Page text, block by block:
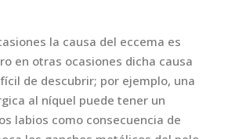
la causa del eccema es
en otras ocasiones dicha causa
de descubrir; por ejemplo, una
al níquel puede tener un
labios como consecuencia de